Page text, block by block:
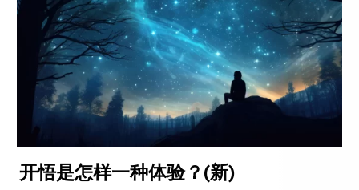
开悟是怎样一种体验？(新)